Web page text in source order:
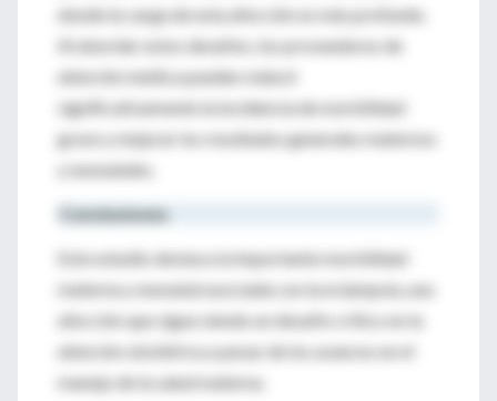
donde la carga de esta afección es más profunda.
Al abordar estos desafíos, los proveedores de
atención médica pueden reducir
significativamente la incidencia de morbilidad
grave y mejorar los resultados generales maternos
y neonatales.
Conclusiones
Este estudio destaca la importante morbilidad
materna y neonatal asociada con la eclampsia, una
afección que sigue siendo un desafío crítico en la
atención obstétrica a pesar de los avances en el
manejo de la salud materna.